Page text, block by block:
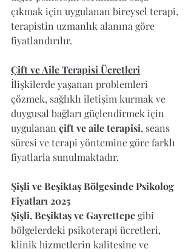
çıkmak için uygulanan bireysel terapi,
terapistin uzmanlık alanına göre
fiyatlandırılır.
Çift ve Aile Terapisi Ücretleri
İlişkilerde yaşanan problemleri
çözmek, sağlıklı iletişim kurmak ve
duygusal bağları güçlendirmek için
uygulanan çift ve aile terapisi, seans
süresi ve terapi yöntemine göre farklı
fiyatlarla sunulmaktadır.
Şişli ve Beşiktaş Bölgesinde Psikolog
Fiyatları 2025
Şişli, Beşiktaş ve Gayrettepe gibi
bölgelerdeki psikoterapi ücretleri,
klinik hizmetlerin kalitesine ve